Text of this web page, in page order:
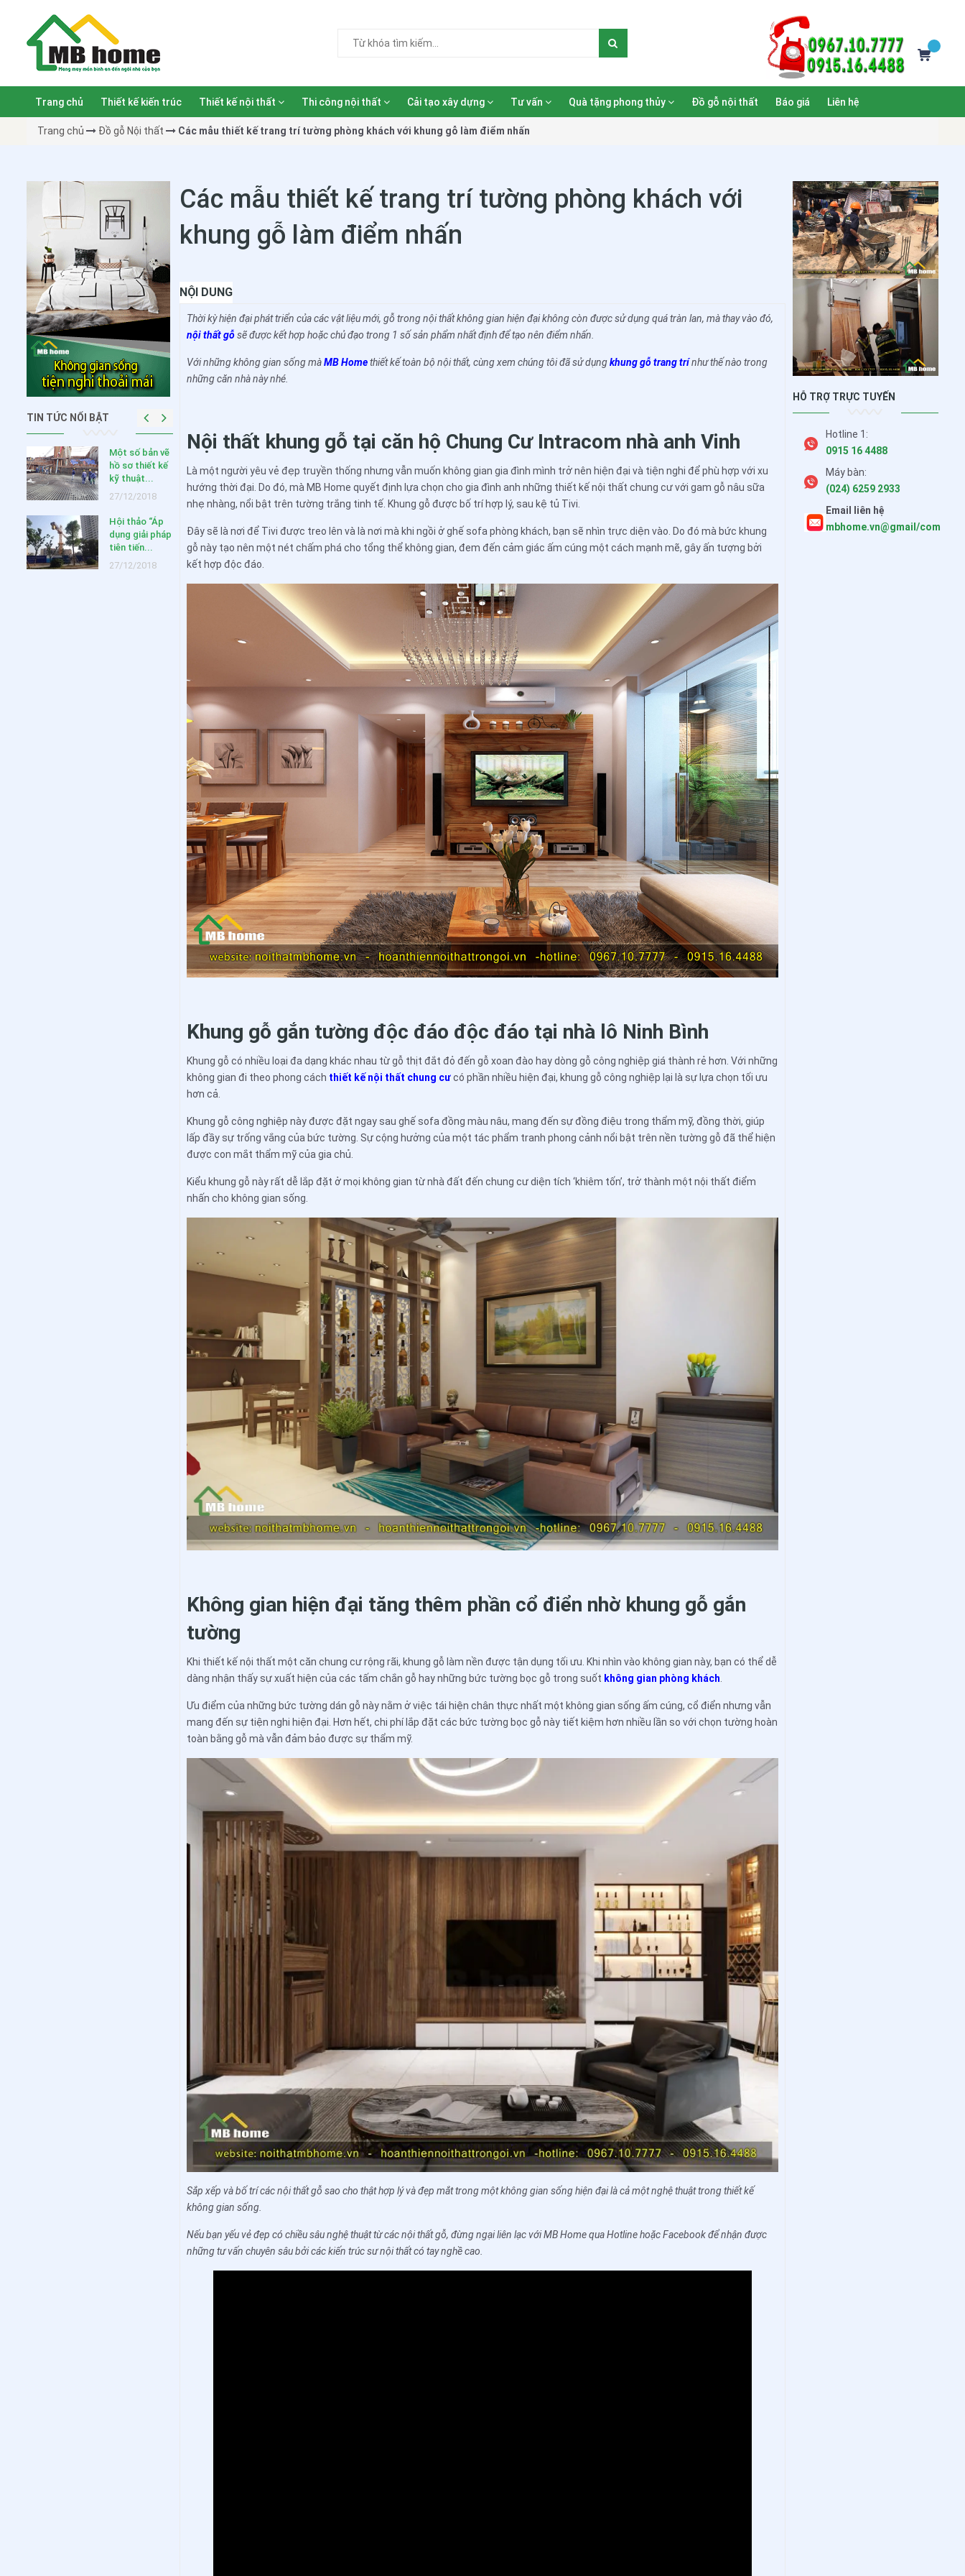
Trang chủ Thiết kế kiến trúc Thiết kế nội thất Thi công nội thất Cải tạo xây dựng Tư vấn Quà tặng phong thủy Đồ gỗ nội thất Báo giá Liên hệ
Trang chủ Đồ gỗ Nội thất Các mẫu thiết kế trang trí tường phòng khách với khung gỗ làm điểm nhấn
Các mẫu thiết kế trang trí tường phòng khách với
khung gỗ làm điểm nhấn
NỘI DUNG
Thời kỳ hiện đại phát triển của các vật liệu mới, gỗ trong nội thất không gian hiện đại không còn được sử dụng quá tràn lan, mà thay vào đó,
nội thất gỗsẽ được kết hợp hoặc chủ đạo trong 1 số sản phẩm nhất định để tạo nên điểm nhấn.
Với những không gian sống màMB Homethiết kế toàn bộ nội thất, cùng xem chúng tôi đã sử dụngkhung gỗ trang trínhư thế nào trong
những căn nhà này nhé.
Nội thất khung gỗ tại căn hộ Chung Cư Intracom nhà anh Vinh
Là một người yêu vẻ đẹp truyền thống nhưng vẫn muốn không gian gia đình mình trở nên hiện đại và tiện nghi để phù hợp với xu
hướng thời đại. Do đó, mà MB Home quyết định lựa chọn cho gia đình anh những thiết kế nội thất chung cư với gam gỗ nâu sữa
nhẹ nhàng, nổi bật trên tường trắng tinh tế. Khung gỗ được bố trí hợp lý, sau kệ tủ Tivi.
Đây sẽ là nơi để Tivi được treo lên và là nơi mà khi ngồi ở ghế sofa phòng khách, bạn sẽ nhìn trực diện vào. Do đó mà bức khung
gỗ này tạo nên một nét chấm phá cho tổng thể không gian, đem đến cảm giác ấm cúng một cách mạnh mẽ, gây ấn tượng bởi
kết hợp độc đáo.
Khung gỗ gắn tường độc đáo độc đáo tại nhà lô Ninh Bình
Khung gỗ có nhiều loại đa dạng khác nhau từ gỗ thịt đắt đỏ đến gỗ xoan đào hay dòng gỗ công nghiệp giá thành rẻ hơn. Với những
không gian đi theo phong cách thiết kế nội thất chung cưcó phần nhiều hiện đại, khung gỗ công nghiệp lại là sự lựa chọn tối ưu
hơn cả.
Khung gỗ công nghiệp này được đặt ngay sau ghế sofa đồng màu nâu, mang đến sự đồng điệu trong thẩm mỹ, đồng thời, giúp
lấp đầy sự trống vắng của bức tường. Sự cộng hưởng của một tác phẩm tranh phong cảnh nổi bật trên nền tường gỗ đã thể hiện
được con mắt thẩm mỹ của gia chủ.
Kiểu khung gỗ này rất dễ lắp đặt ở mọi không gian từ nhà đất đến chung cư diện tích ‘khiêm tốn’, trở thành một nội thất điểm
nhấn cho không gian sống.
Không gian hiện đại tăng thêm phần cổ điển nhờ khung gỗ gắn
tường
Khi thiết kế nội thất một căn chung cư rộng rãi, khung gỗ làm nền được tận dụng tối ưu. Khi nhìn vào không gian này, bạn có thể dễ
dàng nhận thấy sự xuất hiện của các tấm chắn gỗ hay những bức tường bọc gỗ trong suốt không gian phòng khách
Ưu điểm của những bức tường dán gỗ này nằm ở việc tái hiện chân thực nhất một không gian sống ấm cúng, cổ điển nhưng vẫn
mang đến sự tiện nghi hiện đại. Hơn hết, chi phí lắp đặt các bức tường bọc gỗ này tiết kiệm hơn nhiều lần so với chọn tường hoàn
toàn bằng gỗ mà vẫn đảm bảo được sự thẩm mỹ.
Sắp xếp và bố trí các nội thất gỗ sao cho thật hợp lý và đẹp mắt trong một không gian sống hiện đại là cả một nghệ thuật trong thiết kế
không gian sống.
Nếu bạn yếu vẻ đẹp có chiều sâu nghệ thuật từ các nội thất gỗ, đừng ngại liên lạc với MB Home qua Hotline hoặc Facebook để nhận được
những tư vấn chuyên sâu bởi các kiến trúc sư nội thất có tay nghề cao.
TIN TỨC NỔI BẬT
Một số bản vẽ
hồ sơ thiết kế
kỹ thuật...
27/12/2018
Hội thảo “Áp
dụng giải pháp
tiên tiến...
27/12/2018
HỖ TRỢ TRỰC TUYẾN
Hotline 1:
0915 16 4488
Máy bàn:
(024) 6259 2933
Email liên hệ
mbhome.vn@gmail/com